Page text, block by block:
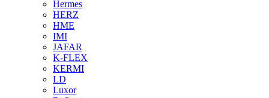
Hermes
HERZ
HME
IMI
JAFAR
K-FLEX
KERMI
LD
Luxor